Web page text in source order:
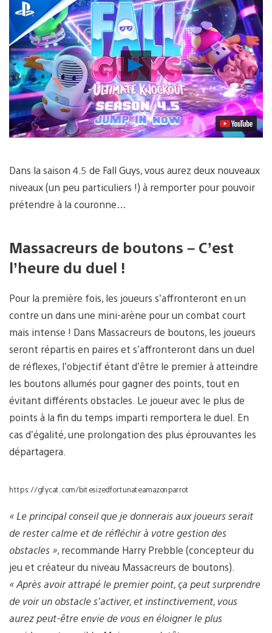
Lancer
la
vidéo
Dans la saison 4.5 de Fall Guys, vous aurez deux nouveaux
niveaux (un peu particuliers !) à remporter pour pouvoir
prétendre à la couronne…
Massacreurs de boutons – C’est
l’heure du duel !
Pour la première fois, les joueurs s’affronteront en un
contre un dans une mini-arène pour un combat court
mais intense ! Dans Massacreurs de boutons, les joueurs
seront répartis en paires et s’affronteront dans un duel
de réflexes, l’objectif étant d’être le premier à atteindre
les boutons allumés pour gagner des points, tout en
évitant différents obstacles. Le joueur avec le plus de
points à la fin du temps imparti remportera le duel. En
cas d’égalité, une prolongation des plus éprouvantes les
départagera.
https://gfycat.com/bitesizedfortunateamazonparrot
« Le principal conseil que je donnerais aux joueurs serait
de rester calme et de réfléchir à votre gestion des
obstacles », recommande Harry Prebble (concepteur du
jeu et créateur du niveau Massacreurs de boutons).
« Après avoir attrapé le premier point, ça peut surprendre
de voir un obstacle s’activer, et instinctivement, vous
aurez peut-être envie de vous en éloigner le plus